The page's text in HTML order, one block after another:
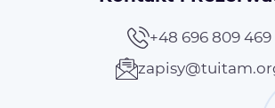
+48 696 809 469